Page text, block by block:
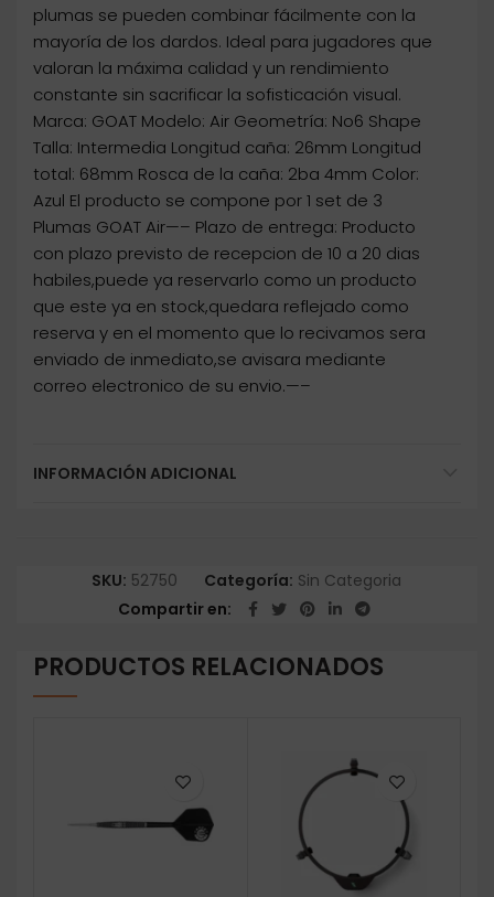
plumas se pueden combinar fácilmente con la
mayoría de los dardos. Ideal para jugadores que
valoran la máxima calidad y un rendimiento
constante sin sacrificar la sofisticación visual.
Marca: GOAT Modelo: Air Geometría: No6 Shape
Talla: Intermedia Longitud caña: 26mm Longitud
total: 68mm Rosca de la caña: 2ba 4mm Color:
Azul El producto se compone por 1 set de 3
Plumas GOAT Air—– Plazo de entrega: Producto
con plazo previsto de recepcion de 10 a 20 dias
habiles,puede ya reservarlo como un producto
que este ya en stock,quedara reflejado como
reserva y en el momento que lo recivamos sera
enviado de inmediato,se avisara mediante
correo electronico de su envio.—–
INFORMACIÓN ADICIONAL
SKU: 52750 Categoría: Sin Categoria
Compartir en
PRODUCTOS RELACIONADOS